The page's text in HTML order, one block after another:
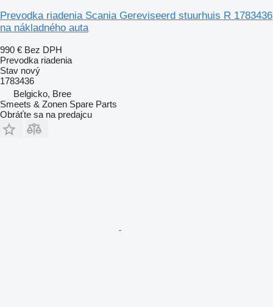
Prevodka riadenia Scania Gereviseerd stuurhuis R 1783436
na nákladného auta
990 € Bez DPH
Prevodka riadenia
Stav nový
1783436
Belgicko, Bree
Smeets & Zonen Spare Parts
Obráťte sa na predajcu